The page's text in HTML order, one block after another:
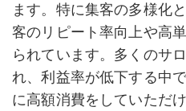
ます。特に集客の多様化
客のリピート率向上や高
られています。多くのサ
れ、利益率が低下する中
に高額消費をしていただ